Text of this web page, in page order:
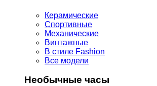
Керамические
Спортивные
Механические
Винтажные
В стиле Fashion
Все модели
Необычные часы